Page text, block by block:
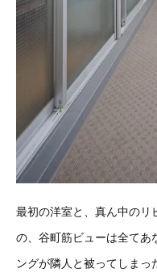
最初の洋室と、真ん中のリ
の、谷町筋ビューは全てあ
ングが隣人と被ってしま